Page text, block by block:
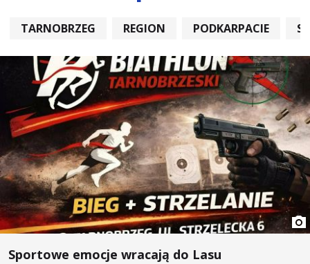
TARNOBRZEG REGION PODKARPACIE
Sportowe emocje wracają do Lasu